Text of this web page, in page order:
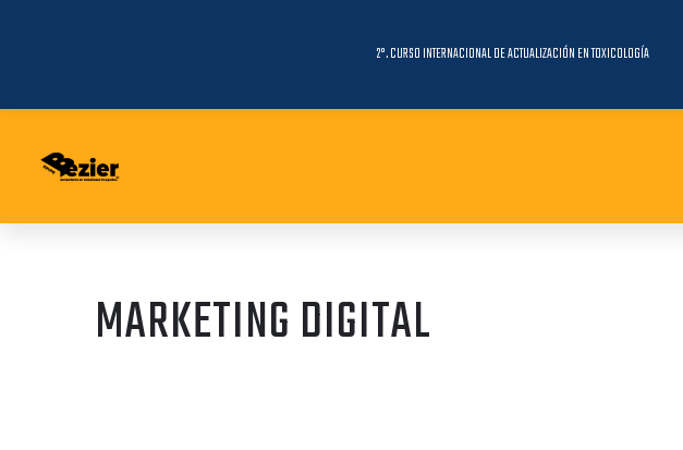
2°. CURSO INTERNACIONAL DE ACTUALIZACIÓN EN TOXICOLOGÍA
MARKETING DIGITAL